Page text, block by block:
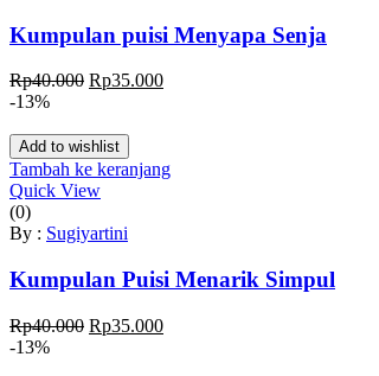
Kumpulan puisi Menyapa Senja
Rp40.000 Harga
Rp40.000.
Rp35.000Harga
Rp35.000.
-13%
Add to wishlist
Tambah ke keranjang
Quick View
(0)
By : Sugiyartini
Kumpulan Puisi Menarik Simpul
Rp40.000 Harga
Rp35.000Harga
-13%